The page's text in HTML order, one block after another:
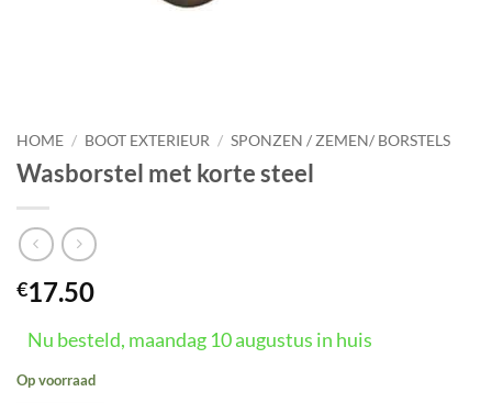
HOME / BOOT EXTERIEUR / SPONZEN / ZEMEN/ BORSTELS
Wasborstel met korte steel
€17.50
Nu besteld, maandag 10 augustus in huis
Op voorraad